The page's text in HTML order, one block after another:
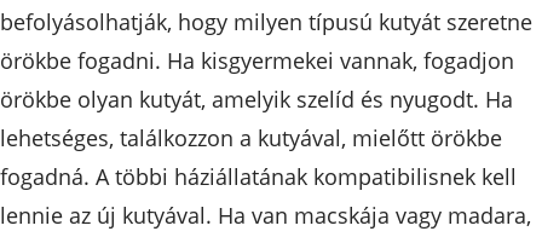
befolyásolhatják, hogy milyen típusú kutyát szeretne
örökbe fogadni. Ha kisgyermekei vannak, fogadjon
örökbe olyan kutyát, amelyik szelíd és nyugodt. Ha
lehetséges, találkozzon a kutyával, mielőtt örökbe
fogadná. A többi háziállatának kompatibilisnek kell
lennie az új kutyával. Ha van macskája vagy madara,